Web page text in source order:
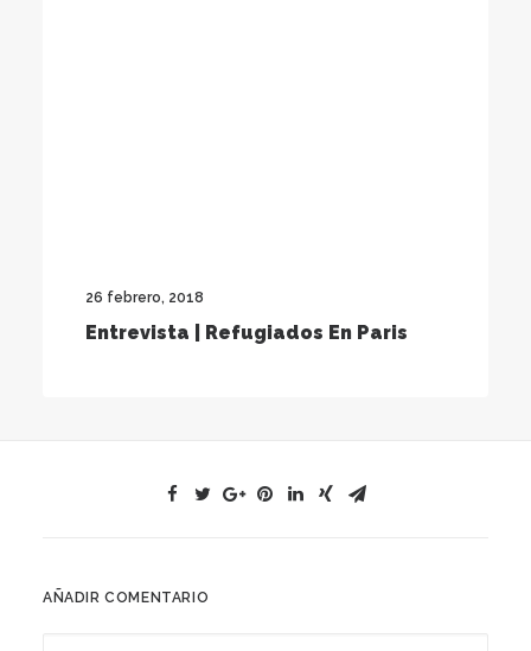
26 febrero, 2018
Entrevista | Refugiados En Paris
AÑADIR COMENTARIO